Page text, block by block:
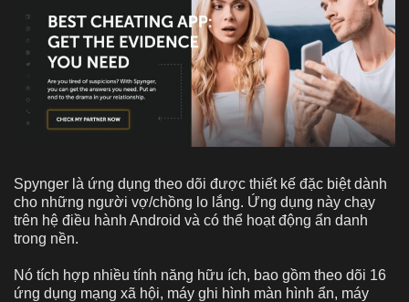
Spynger là ứng dụng theo dõi được thiết kế đặc biệt dành
cho những người vợ/chồng lo lắng. Ứng dụng này chạy
trên hệ điều hành Android và có thể hoạt động ẩn danh
trong nền.
Nó tích hợp nhiều tính năng hữu ích, bao gồm theo dõi 16
ứng dụng mạng xã hội, máy ghi hình màn hình ẩn, máy